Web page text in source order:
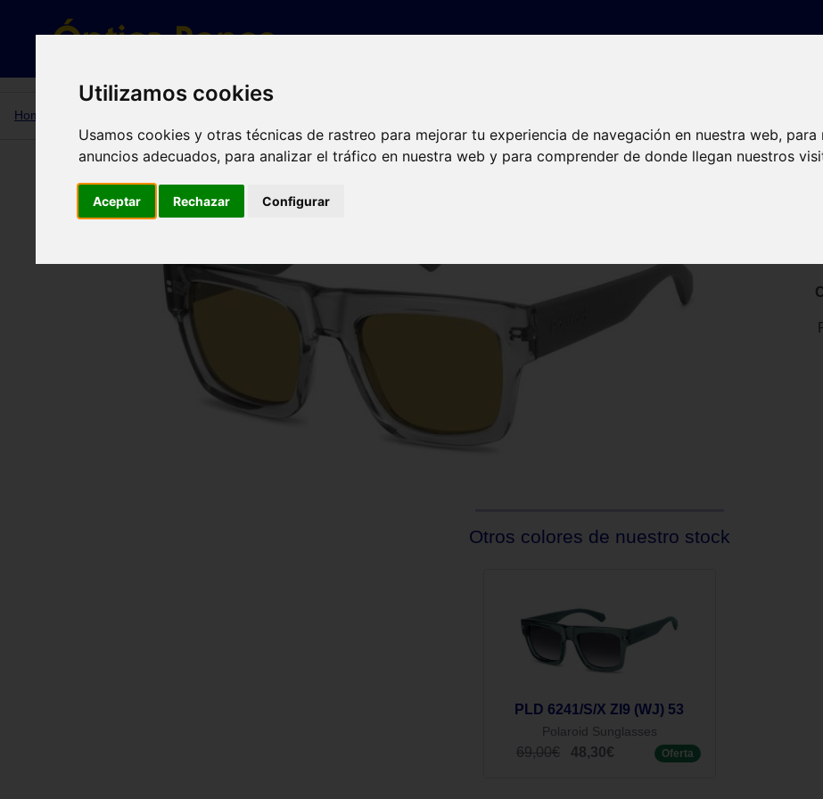
Utilizamos cookies
Usamos cookies y otras técnicas de rastreo para mejorar tu experiencia de navegación en nuestra web,
anuncios adecuados, para analizar el tráfico en nuestra web y para comprender de donde llegan nuestros
Aceptar Rechazar Configurar
Home
PLD 6241/S/X YB7 (MU) 53
Otros colores de nuestro stock
PLD 6241/S/X ZI9 (WJ) 53
Polaroid Sunglasses
69,00€ 48,30€ Oferta